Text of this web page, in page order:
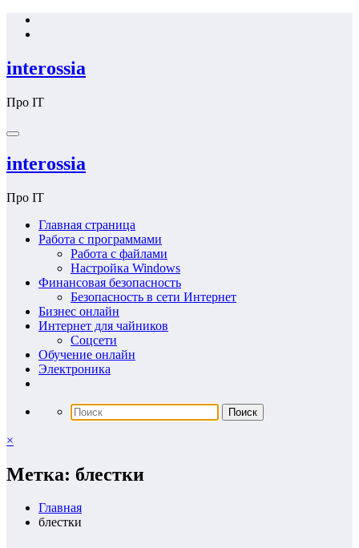
Перейти
interossia
Про IT
interossia
Про IT
Главная страница
Работа с программами
Работа с файлами
Настройка Windows
Финансовая безопасность
Безопасность в сети Интернет
Бизнес онлайн
Интернет для чайников
Соцсети
Обучение онлайн
Электроника
×
Метка: блестки
Главная
блестки